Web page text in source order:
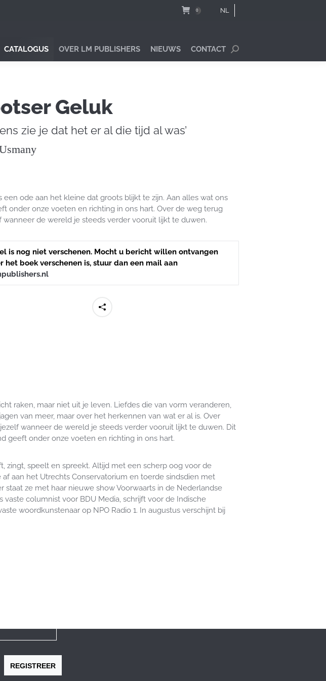
0 NL
CATALOGUS OVER LM PUBLISHERS NIEUWS CONTACT Search:
Geluk
zie je dat het er al die tijd al was’
een ode aan het kleine dat groots blijkt te zijn. Aan alles wat ons
onder onze voeten en richting in ons hart. Over de weg terug
wanneer de wereld je steeds verder vooruit lijkt te duwen.
is nog niet verschenen. Mocht u bericht willen ontvangen
het boek verschenen is, stuur dan een mail aan
raken, maar niet uit je leven. Liefdes die van vorm veranderen,
van meer, maar over het herkennen van wat er al is. Over
wanneer de wereld je steeds verder vooruit lijkt te duwen. Dit
geeft onder onze voeten en richting in ons hart.
zingt, speelt en spreekt. Altijd met een scherp oog voor de
aan het Utrechts Conservatorium en toerde sindsdien met
ze met haar nieuwe show Voorwaarts in de Nederlandse
columnist voor BDU Media, schrijft voor de Indische
woordkunstenaar op NPO Radio 1. In augustus verschijnt bij